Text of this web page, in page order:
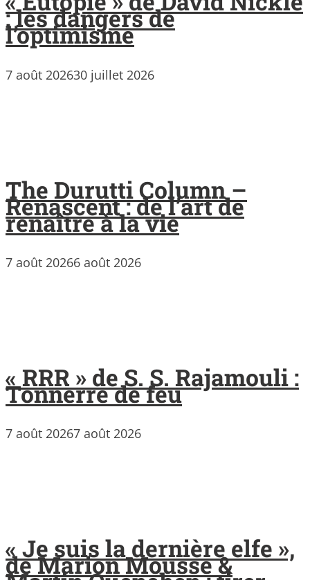
: les dangers de
l’optimisme
7 août 202630 juillet 2026
The Durutti Column –
Renascent : de l’art de
renaître à la vie
7 août 20266 août 2026
« RRR » de S. S. Rajamouli :
Tonnerre de feu
7 août 20267 août 2026
« Je suis la dernière elfe »,
de Marion Mousse &